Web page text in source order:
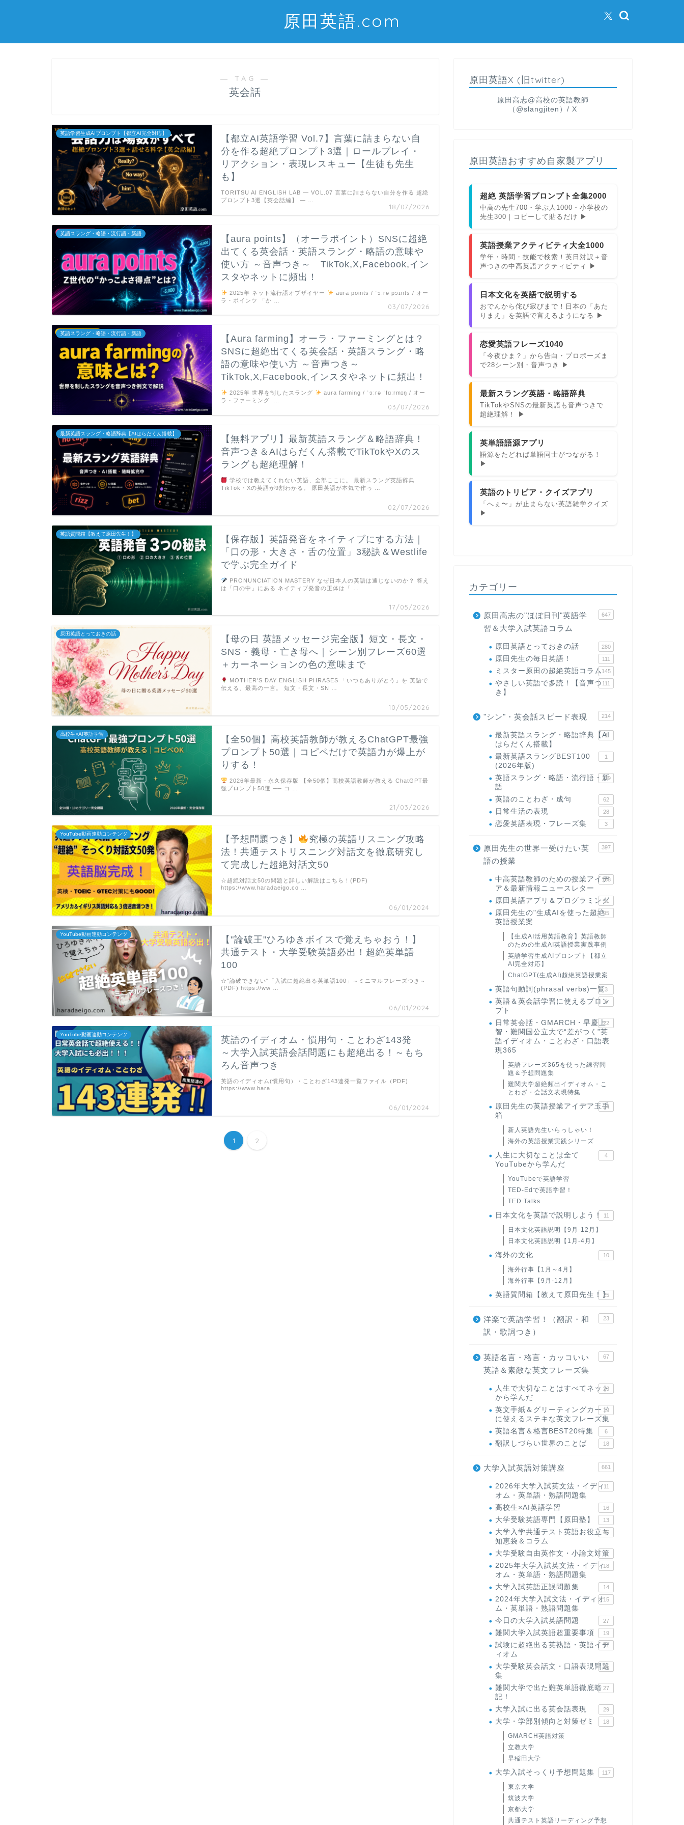
原田英語.com
― TAG ―
英会話
英語学習生成AIプロンプト【都立AI完全対応】
【都立AI英語学習 Vol.7】言葉に詰まらない自
分を作る超絶プロンプト3選｜ロールプレイ・
リアクション・表現レスキュー【生徒も先生
も】
18/07/2026
TORITSU AI ENGLISH LAB — VOL.07 言葉に詰まらない自分を作る 超絶
プロンプト3選【英会話編】 ― …
英語スラング・略語・流行語・新語
【aura points】（オーラポイント）SNSに超絶
出てくる英会話・英語スラング・略語の意味や
使い方 ～音声つき～ TikTok,X,Facebook,イン
スタやネットに頻出！
03/07/2026
2025年 ネット流行語オブザイヤー
aura points / ˈɔːrə pɔɪnts / オー
ラ・ポインツ 「か …
英語スラング・略語・流行語・新語
【Aura farming】オーラ・ファーミングとは？
SNSに超絶出てくる英会話・英語スラング・略
語の意味や使い方 ～音声つき～
TikTok,X,Facebook,インスタやネットに頻出！
03/07/2026
2025年 世界を制したスラング
aura farming / ˈɔːrə ˈfɑːrmɪŋ / オー
ラ・ファーミング …
最新英語スラング・略語辞典【AIはらだくん搭載】
【無料アプリ】最新英語スラング＆略語辞典！
音声つき＆AIはらだくん搭載でTikTokやXのス
ラングも超絶理解！
02/07/2026
学校では教えてくれない英語、全部ここに。 最新スラング英語辞典
TikTok・Xの英語が9割わかる。 原田英語が本気で作っ …
英語質問箱【教えて原田先生！】
【保存版】英語発音をネイティブにする方法｜
「口の形・大きさ・舌の位置」3秘訣＆Westlife
で学ぶ完全ガイド
17/05/2026
PRONUNCIATION MASTERY なぜ日本人の英語は通じないのか？ 答え
は「口の中」にある ネイティブ発音の正体は「 …
原田英語とっておきの話
【母の日 英語メッセージ完全版】短文・長文・
SNS・義母・亡き母へ｜シーン別フレーズ60選
＋カーネーションの色の意味まで
10/05/2026
MOTHER'S DAY ENGLISH PHRASES 「いつもありがとう」を 英語で
伝える、最高の一言。 短文・長文・SN …
高校生×AI英語学習
【全50個】高校英語教師が教えるChatGPT最強
プロンプト50選｜コピペだけで英語力が爆上が
りする！
21/03/2026
2026年最新・永久保存版 【全50個】高校英語教師が教える ChatGPT最
強プロンプト50選 ── コ …
YouTube動画連動コンテンツ
【予想問題つき】
究極の英語リスニング攻略
法！共通テストリスニング対話文を徹底研究し
て完成した超絶対話文50
06/01/2024
☆超絶対話文50の問題と詳しい解説はこちら！(PDF)
https://www.haradaeigo.co …
YouTube動画連動コンテンツ
【"論破王"ひろゆきボイスで覚えちゃおう！】
共通テスト・大学受験英語必出！超絶英単語
100
06/01/2024
☆"論破できない"「入試に超絶出る英単語100」～ミニマルフレーズつき～
(PDF) https://ww …
YouTube動画連動コンテンツ
英語のイディオム・慣用句・ことわざ143発
～大学入試英語会話問題にも超絶出る！～もち
ろん音声つき
06/01/2024
英語のイディオム(慣用句）・ことわざ143連発一覧ファイル（PDF)
https://www.hara …
1 2
原田英語X (旧twitter)
原田高志@高校の英語教師
（@slangjiten）/ X
原田英語おすすめ自家製アプリ
超絶 英語学習プロンプト全集2000
中高の先生700・学ぶ人1000・小学校の
先生300｜コピーして貼るだけ ▶
英語授業アクティビティ大全1000
学年・時間・技能で検索！英日対訳＋音
声つきの中高英語アクティビティ ▶
日本文化を英語で説明する
おでんから侘び寂びまで！日本の「あた
りまえ」を英語で言えるようになる ▶
恋愛英語フレーズ1040
「今夜ひま？」から告白・プロポーズま
で28シーン別・音声つき ▶
最新スラング英語・略語辞典
TikTokやSNSの最新英語も音声つきで
超絶理解！ ▶
英単語語源アプリ
語源をたどれば単語同士がつながる！
▶
英語のトリビア・クイズアプリ
「へぇ〜」が止まらない英語雑学クイズ
▶
カテゴリー
原田高志の"ほぼ日刊"英語学
習＆大学入試英語コラム
647
原田英語とっておきの話 280
原田先生の毎日英語！ 111
ミスター原田の超絶英語コラム145
やさしい英語で多読！【音声つ
き】
111
"シン"・英会話スピード表現 214
最新英語スラング・略語辞典【AI
はらだくん搭載】
1
最新英語スラングBEST100
(2026年版)
1
英語スラング・略語・流行語・新
語
119
英語のことわざ・成句 62
日常生活の表現 28
恋愛英語表現・フレーズ集 3
原田先生の世界一受けたい英
語の授業
397
中高英語教師のための授業アイデ
ア＆最新情報ニュースレター
168
原田英語アプリ＆プログラミング
31
原田先生の"生成AIを使った超絶
英語授業案
95
【生成AI活用英語教育】英語教師
のための生成AI英語授業実践事例
英語学習生成AIプロンプト【都立
AI完全対応】
ChatGPT(生成AI)超絶英語授業案
英語句動詞(phrasal verbs)一覧3
英語＆英会話学習に使えるプロン
プト
6
日常英会話・GMARCH・早慶上
智・難関国公立大で“差がつく”英
語イディオム・ことわざ・口語表
現365
22
英語フレーズ365を使った練習問
題＆予想問題集
難関大学超絶頻出イディオム・こ
とわざ・会話文表現特集
原田先生の英語授業アイデア玉手
箱
24
新人英語先生いらっしゃい！
海外の英語授業実践シリーズ
人生に大切なことは全て
YouTubeから学んだ
4
YouTubeで英語学習
TED-Edで英語学習！
TED Talks
日本文化を英語で説明しよう！ 11
日本文化英語説明【9月-12月】
日本文化英語説明【1月-4月】
海外の文化 10
海外行事【1月～4月】
海外行事【9月-12月】
英語質問箱【教えて原田先生！】
25
洋楽で英語学習！（翻訳・和
訳・歌詞つき）
23
英語名言・格言・カッコいい
英語＆素敵な英文フレーズ集
67
人生で大切なことはすべてネット
から学んだ
23
英文手紙＆グリーティングカード
に使えるステキな英文フレーズ集
19
英語名言＆格言BEST20特集 6
翻訳しづらい世界のことば 18
大学入試英語対策講座 661
2026年大学入試英文法・イディ
オム・英単語・熟語問題集
11
高校生×AI英語学習 16
大学受験英語専門【原田塾】 13
大学入学共通テスト英語お役立ち
知恵袋＆コラム
45
大学受験自由英作文・小論文対策
8
2025年大学入試英文法・イディ
オム・英単語・熟語問題集
18
大学入試英語正誤問題集 14
2024年大学入試文法・イディオ
ム・英単語・熟語問題集
15
今日の大学入試英語問題 27
難関大学入試英語超重要事項 19
試験に超絶出る英熟語・英語イデ
ィオム
71
大学受験英会話文・口語表現問題
集
35
難関大学で出た難英単語徹底暗
記！
27
大学入試に出る英会話表現 29
大学・学部別傾向と対策ゼミ 18
GMARCH英語対策
立教大学
早稲田大学
大学入試そっくり予想問題集 117
東京大学
筑波大学
京都大学
共通テスト英語リーディング予想